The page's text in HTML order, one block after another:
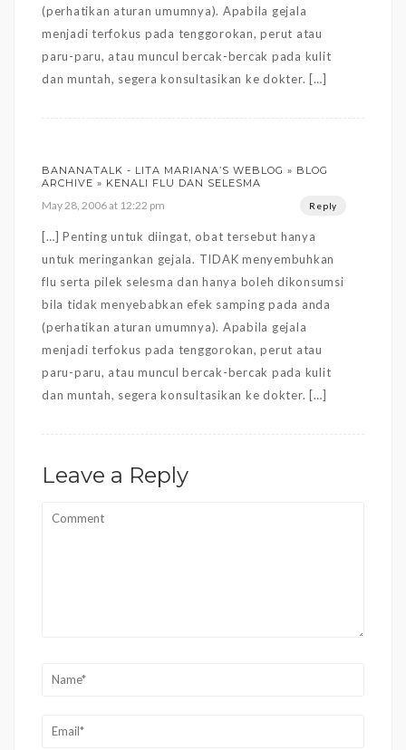
(perhatikan aturan umumnya). Apabila gejala
menjadi terfokus pada tenggorokan, perut atau
paru-paru, atau muncul bercak-bercak pada kulit
dan muntah, segera konsultasikan ke dokter. […]
BANANATALK - LITA MARIANA’S WEBLOG » BLOG
ARCHIVE » KENALI FLU DAN SELESMA
May 28, 2006 at 12:22 pm Reply
[…] Penting untuk diingat, obat tersebut hanya
untuk meringankan gejala. TIDAK menyembuhkan
flu serta pilek selesma dan hanya boleh dikonsumsi
bila tidak menyebabkan efek samping pada anda
(perhatikan aturan umumnya). Apabila gejala
menjadi terfokus pada tenggorokan, perut atau
paru-paru, atau muncul bercak-bercak pada kulit
dan muntah, segera konsultasikan ke dokter. […]
Leave a Reply